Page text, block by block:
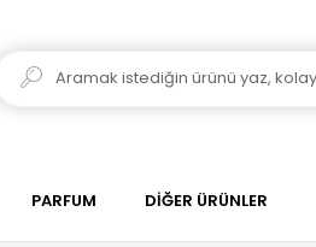
PARFUM DİĞER ÜRÜNLER